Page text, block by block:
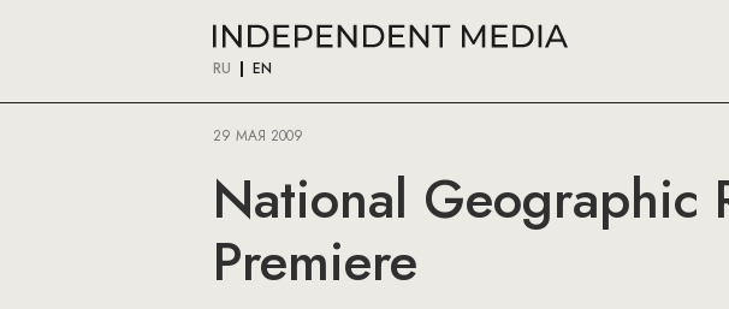
RU EN
29 МАЯ 2009
National Geographic
Premiere